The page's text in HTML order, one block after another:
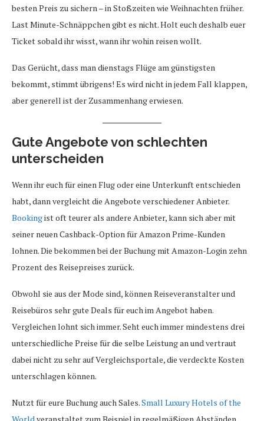
besten Preis zu sichern – in Stoßzeiten wie Weihnachten früher.
Last Minute-Schnäppchen gibt es nicht. Holt euch deshalb euer
Ticket sobald ihr wisst, wann ihr wohin reisen wollt.
Das Gerücht, dass man dienstags Flüge am günstigsten
bekommt, stimmt übrigens! Es wird nicht in jedem Fall klappen,
aber generell ist der Zusammenhang erwiesen.
Gute Angebote von schlechten
unterscheiden
Wenn ihr euch für einen Flug oder eine Unterkunft entschieden
habt, dann vergleicht die Angebote verschiedener Anbieter.
Bookingist oft teurer als andere Anbieter, kann sich aber mit
seiner neuen Cashback-Option für Amazon Prime-Kunden
lohnen. Die bekommen bei der Buchung mit Amazon-Login zehn
Prozent des Reisepreises zurück.
Obwohl sie aus der Mode sind, können Reiseveranstalter und
Reisebüros sehr gute Deals für euch im Angebot haben.
Vergleichen lohnt sich immer. Seht euch immer mindestens drei
unterschiedliche Preise für die selbe Leistung an und vertraut
dabei nicht zu sehr auf Vergleichsportale, die verdeckte Kosten
unterschlagen können.
Nutzt für eure Buchung auch Sales.Small Luxury Hotels of the